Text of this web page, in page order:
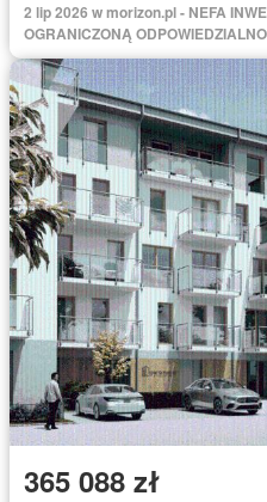
2 lip 2026 w morizon.pl - NEFA
OGRANICZONĄ
365 088 zł